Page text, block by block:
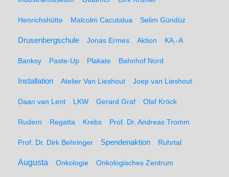
Henrichshütte Malcolm Cacutalua Selim Gündüz
Drusenbergschule Jonas Ermes Aktion KA.-A
Banksy Paste-Up Plakate Bahnhof Nord
Installation Atelier Van Lieshout Joep van Lieshout
Daan van Lent LKW Gerard Graf Olaf Kröck
Rudern Regatta Krebs Prof. Dr. Andreas Tromm
Prof. Dr. Dirk Behringer Spendenaktion Ruhrtal
Augusta Onkologie Onkologisches Zentrum